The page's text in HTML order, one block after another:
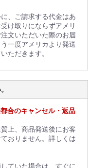
、ご請求する代金はあ
け取りにならずアメリ
文いただいた際のお届
一度アメリカより発送
ただきます。
合のキャンセル・返品
上、商品発送後にお客
おりません。詳しくは
ていた場合は、すぐに